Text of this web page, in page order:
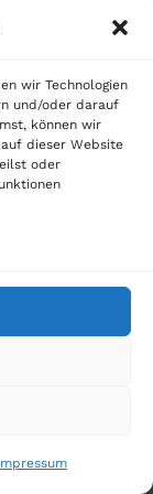
wir Technologien
und/oder darauf
können wir
dieser Website
oder